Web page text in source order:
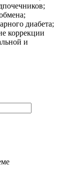
диабета;
коррекции
и